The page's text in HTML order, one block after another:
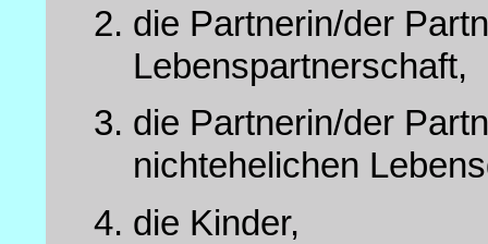
die Partnerin/der
Lebenspartnerschaft,
die Partnerin/der
nichtehelichen
die Kinder,